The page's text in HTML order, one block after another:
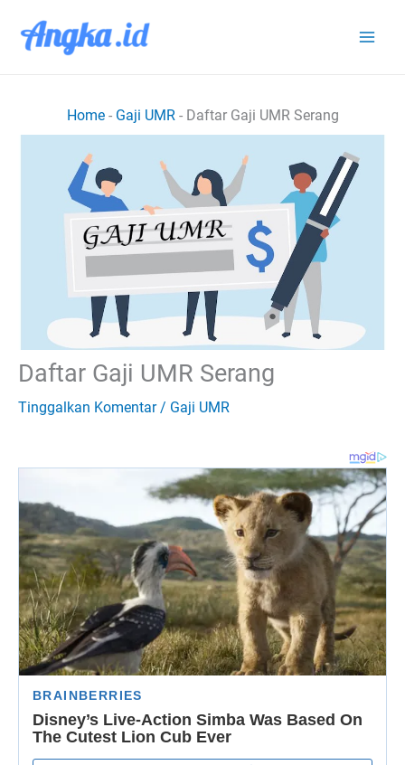
Home- Gaji UMR- Daftar Gaji UMR Serang
Daftar Gaji UMR Serang
Tinggalkan Komentar / Gaji UMR